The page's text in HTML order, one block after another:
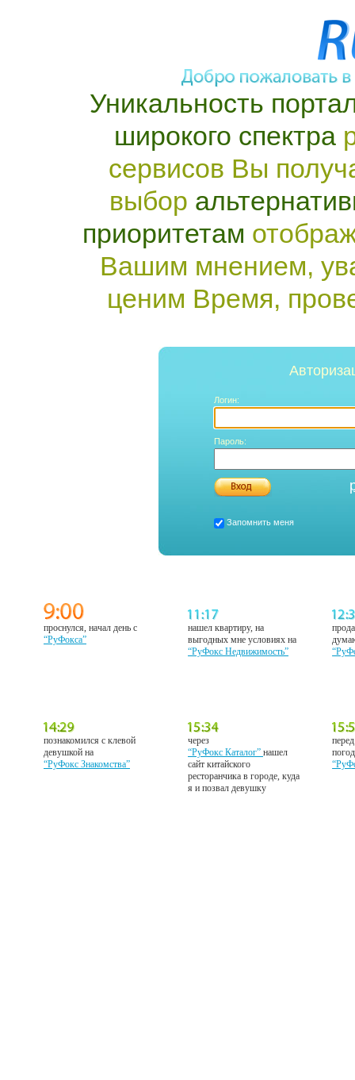
Уникальность
широкого спектра
сервисов Вы
выбор
приоритетам
Вашим мнением,
ценим Время,
Логин:
Пароль:
Запомнить меня
проснулся, начал день с
“РуФокса”
нашел квартиру, на
выгодных мне условиях на
“РуФокс Недвижимость”
познакомился с клевой
девушкой на
“РуФокс Знакомства”
через
“РуФокс Каталог”нашел
сайт китайского
ресторанчика в городе, куда
я и позвал девушку